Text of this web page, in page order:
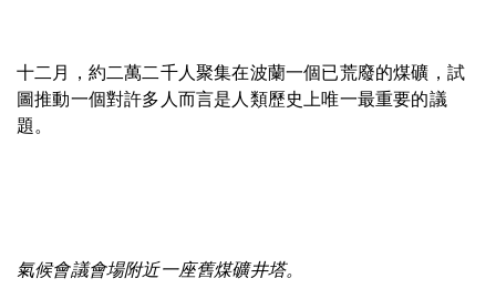
十二月，約二萬二千人聚集在波蘭一個已荒廢的煤礦，試
圖推動一個對許多人而言是人類歷史上唯一最重要的議
題。
氣候會議會場附近一座舊煤礦井塔。